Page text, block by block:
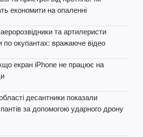
економити на опаленні
та артилеристи
по окупантах: вражаюче відео
екран iPhone не працює на
десантники показали
за допомогою ударного дрону